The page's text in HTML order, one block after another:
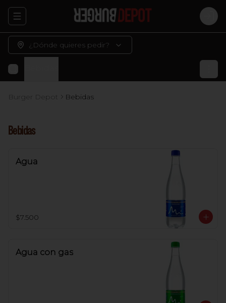
Abrir menu de navegación
¿Dónde quieres pedir?
Burger Depot Bebidas
Bebidas
Agua
$7.500
Agua con gas